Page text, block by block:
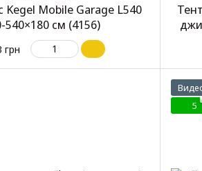
Kegel Mobile Garage L540
540×180 см (4156)
грн
5